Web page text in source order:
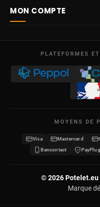
Route Mitoyenne 414
Lun – Ven
09:00 – 17:00
TVA BE 0641.740.320 -
Livraison
Conditions générales de
Protection des données
MON COMPTE
Mes avoirs
Mes bons de réduction
Devenir revendeur
PLATEFORMES
MOYENS DE
Visa Mastercard
Bancontact
PayPlug
© 2026 Potelet.eu
Marque